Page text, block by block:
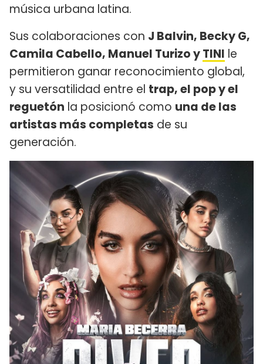
música urbana latina.
Sus colaboraciones con J Balvin, Becky G,
Camila Cabello, Manuel Turizo yTINI le
permitieron ganar reconocimiento global,
y su versatilidad entre el trap, el pop y el
reguetón la posicionó como una de las
artistas más completas de su
generación.